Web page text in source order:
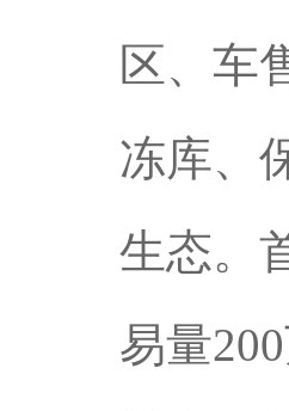
区、车
冻库、
生态。
易量